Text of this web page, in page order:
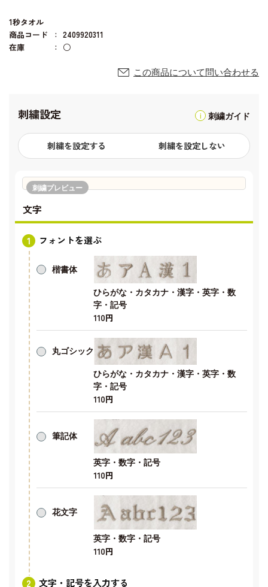
1秒タオル
商品コード
2409920311
在庫
○
この商品について問い合わせる
刺繍設定 刺繍ガイド
刺繍を設定する 刺繍を設定しない
刺繍プレビュー
文字
フォントを選ぶ
楷書体
ひらがな・カタカナ・漢字・英字・数
字・記号
110円
丸ゴシック
ひらがな・カタカナ・漢字・英字・数
字・記号
110円
筆記体
英字・数字・記号
110円
花文字
英字・数字・記号
110円
文字・記号を入力する